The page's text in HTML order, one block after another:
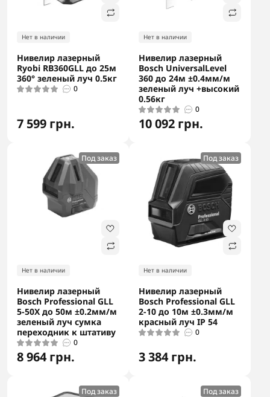
Нет в наличии
Нивелир лазерный
Ryobi RB360GLL до 25м
360° зеленый луч 0.5кг
0
7 599 грн.
Нет в наличии
Нивелир лазерный
Bosch UniversalLevel
360 до 24м ±0.4мм/м
зеленый луч +высокий
0.56кг
0
10 092 грн.
Под заказ
Нет в наличии
Нивелир лазерный
Bosch Professional GLL
5-50X до 50м ±0.2мм/м
зеленый луч сумка
переходник к штативу
0
8 964 грн.
Под заказ
Нет в наличии
Нивелир лазерный
Bosch Professional GLL
2-10 до 10м ±0.3мм/м
красный луч IP 54
0
3 384 грн.
Под заказ Под заказ